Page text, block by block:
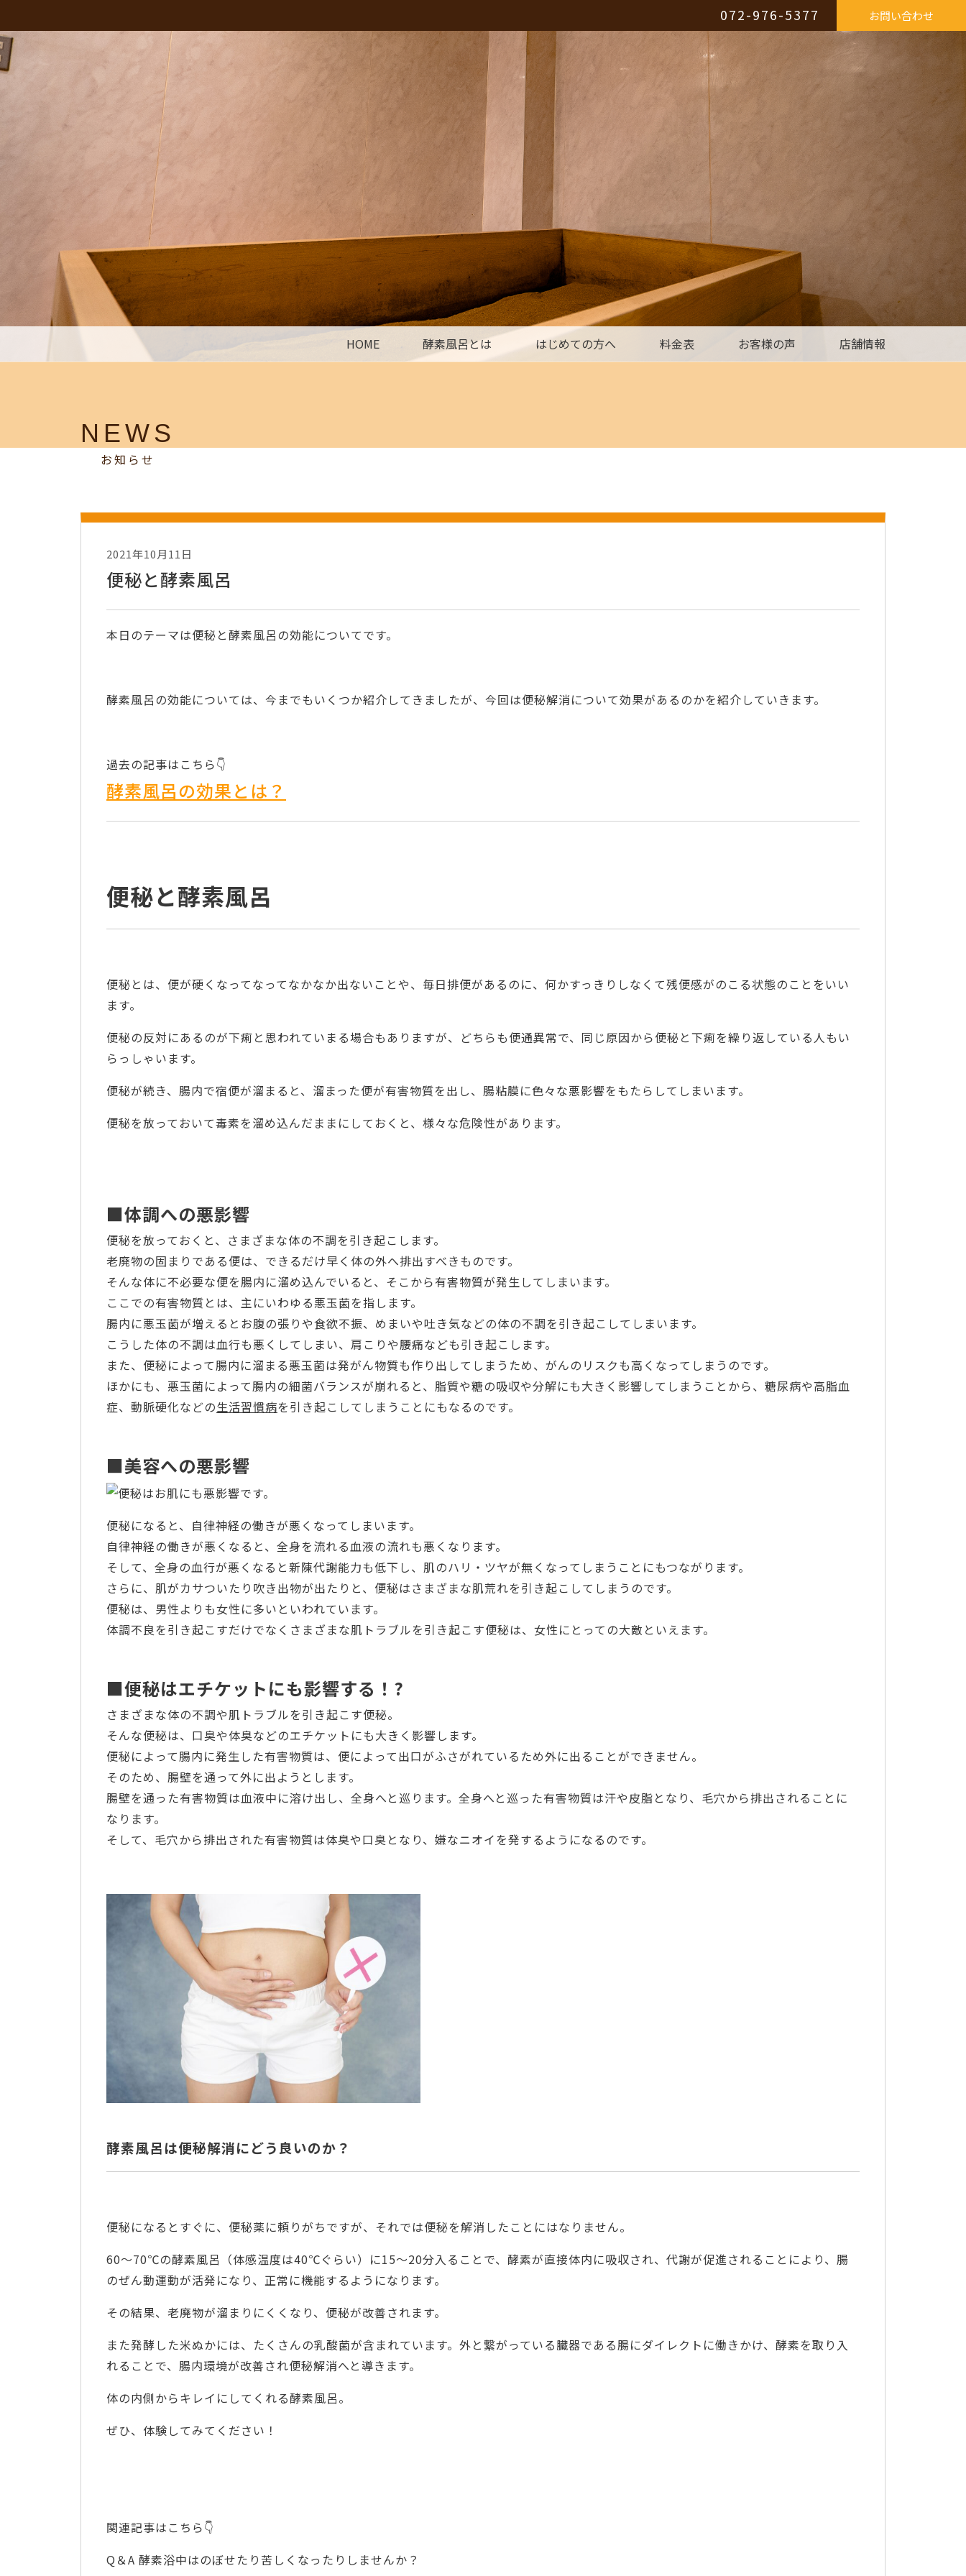
072-976-5377 お問い合わせ
HOME 酵素風呂とは はじめての方へ 料金表 お客様の声 店舗情報
NEWS
お知らせ
2021年10月11日
便秘と酵素風呂
本日のテーマは便秘と酵素風呂の効能についてです。
酵素風呂の効能については、今までもいくつか紹介してきましたが、今回は便秘解消について効果があるのかを紹介していきます。
過去の記事はこちら👇
酵素風呂の効果とは？
便秘と酵素風呂
便秘とは、便が硬くなってなってなかなか出ないことや、毎日排便があるのに、何かすっきりしなくて残便感がのこる状態のことをいい
ます。
便秘の反対にあるのが下痢と思われていまる場合もありますが、どちらも便通異常で、同じ原因から便秘と下痢を繰り返している人もい
らっしゃいます。
便秘が続き、腸内で宿便が溜まると、溜まった便が有害物質を出し、腸粘膜に色々な悪影響をもたらしてしまいます。
便秘を放っておいて毒素を溜め込んだままにしておくと、様々な危険性があります。
■体調への悪影響
便秘を放っておくと、さまざまな体の不調を引き起こします。
老廃物の固まりである便は、できるだけ早く体の外へ排出すべきものです。
そんな体に不必要な便を腸内に溜め込んでいると、そこから有害物質が発生してしまいます。
ここでの有害物質とは、主にいわゆる悪玉菌を指します。
腸内に悪玉菌が増えるとお腹の張りや食欲不振、めまいや吐き気などの体の不調を引き起こしてしまいます。
こうした体の不調は血行も悪くしてしまい、肩こりや腰痛なども引き起こします。
また、便秘によって腸内に溜まる悪玉菌は発がん物質も作り出してしまうため、がんのリスクも高くなってしまうのです。
ほかにも、悪玉菌によって腸内の細菌バランスが崩れると、脂質や糖の吸収や分解にも大きく影響してしまうことから、糖尿病や高脂血
症、動脈硬化などの生活習慣病を引き起こしてしまうことにもなるのです。
■美容への悪影響
便秘になると、自律神経の働きが悪くなってしまいます。
自律神経の働きが悪くなると、全身を流れる血液の流れも悪くなります。
そして、全身の血行が悪くなると新陳代謝能力も低下し、肌のハリ・ツヤが無くなってしまうことにもつながります。
さらに、肌がカサついたり吹き出物が出たりと、便秘はさまざまな肌荒れを引き起こしてしまうのです。
便秘は、男性よりも女性に多いといわれています。
体調不良を引き起こすだけでなくさまざまな肌トラブルを引き起こす便秘は、女性にとっての大敵といえます。
■便秘はエチケットにも影響する！?
さまざまな体の不調や肌トラブルを引き起こす便秘。
そんな便秘は、口臭や体臭などのエチケットにも大きく影響します。
便秘によって腸内に発生した有害物質は、便によって出口がふさがれているため外に出ることができません。
そのため、腸壁を通って外に出ようとします。
腸壁を通った有害物質は血液中に溶け出し、全身へと巡ります。全身へと巡った有害物質は汗や皮脂となり、毛穴から排出されることに
なります。
そして、毛穴から排出された有害物質は体臭や口臭となり、嫌なニオイを発するようになるのです。
酵素風呂は便秘解消にどう良いのか？
便秘になるとすぐに、便秘薬に頼りがちですが、それでは便秘を解消したことにはなりません。
60～70℃の酵素風呂（体感温度は40℃ぐらい）に15～20分入ることで、酵素が直接体内に吸収され、代謝が促進されることにより、腸
のぜん動運動が活発になり、正常に機能するようになります。
その結果、老廃物が溜まりにくくなり、便秘が改善されます。
また発酵した米ぬかには、たくさんの乳酸菌が含まれています。外と繋がっている臓器である腸にダイレクトに働きかけ、酵素を取り入
れることで、腸内環境が改善され便秘解消へと導きます。
体の内側からキレイにしてくれる酵素風呂。
ぜひ、体験してみてください！
関連記事はこちら👇
Q＆A 酵素浴中はのぼせたり苦しくなったりしませんか？